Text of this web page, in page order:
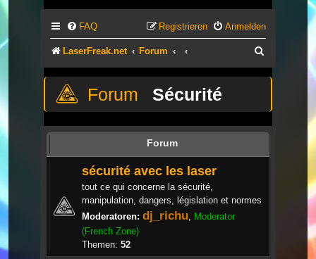
FAQ Anmelden
Registrieren
LaserFreak.net Forum
Sécurité
Forum
sécurité avec les laser
tout ce qui concerne la sécurité,
manipulation, dangers, législation et normes
Moderatoren: dj_richu Moderator
(French Zone)
Themen: 52